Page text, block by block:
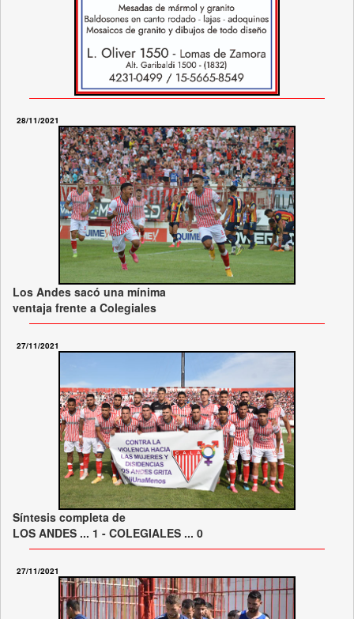
28/11/2021
Los Andes sacó una mínima
ventaja frente a Colegiales
27/11/2021
Síntesis completa de
LOS ANDES ... 1 - COLEGIALES ... 0
27/11/2021